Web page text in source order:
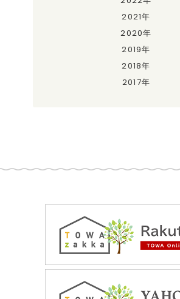
2021年
2020年
2019年
2018年
2017年